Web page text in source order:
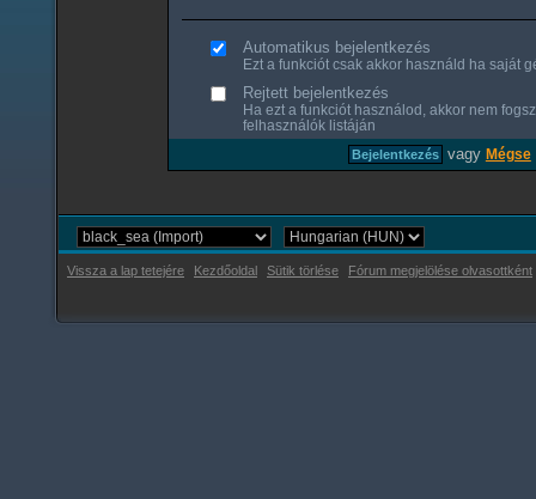
Automatikus bejelentkezés
Ezt a funkciót csak akkor használd ha saját
Rejtett bejelentkezés
Ha ezt a funkciót használod, akkor nem
felhasználók listáján
vagy Mégse
Vissza a lap tetejére Kezdőoldal Sütik törlése Fórum megjelölése olvasottként